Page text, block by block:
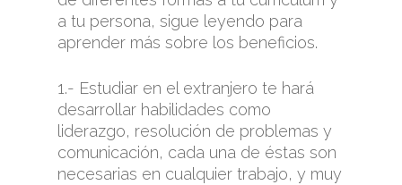
a tu persona, sigue leyendo para
aprender más sobre los beneficios.
1.- Estudiar en el extranjero te hará
desarrollar habilidades como
liderazgo, resolución de problemas y
comunicación, cada una de éstas son
necesarias en cualquier trabajo, y muy